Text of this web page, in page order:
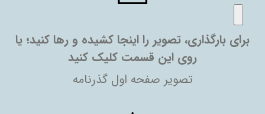
برای بارگذاری، تصویر را اینجا کشیده و رها کنید؛ یا
روی این قسمت کلیک کنید
تصویر صفحه اول گذرنامه